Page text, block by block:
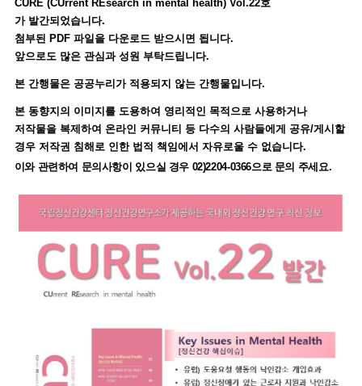
CURE (CUrrent REsearch in mental health) Vol.22호
가 발간되었습니다.
첨부된 PDF 파일을 다운로드 받으시면 됩니다.
앞으로도 많은 관심과 성원 부탁드립니다.
본 간행물은 공공누리가 적용되지 않는 간행물입니다.
본 동향지의 이미지를 도용하여 영리적인 목적으로 사용하거나
저작물을 복제하여 온라인 커뮤니티 등 다수의 사람들에게 공유/게시할
경우 저작권 침해로 인한 법적 책임에서 자유로울 수 없습니다.
이와 관련하여 문의사항이 있으실 경우 02)2204-0366으로 문의 주세요.